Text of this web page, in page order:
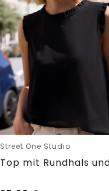
Street One Studio